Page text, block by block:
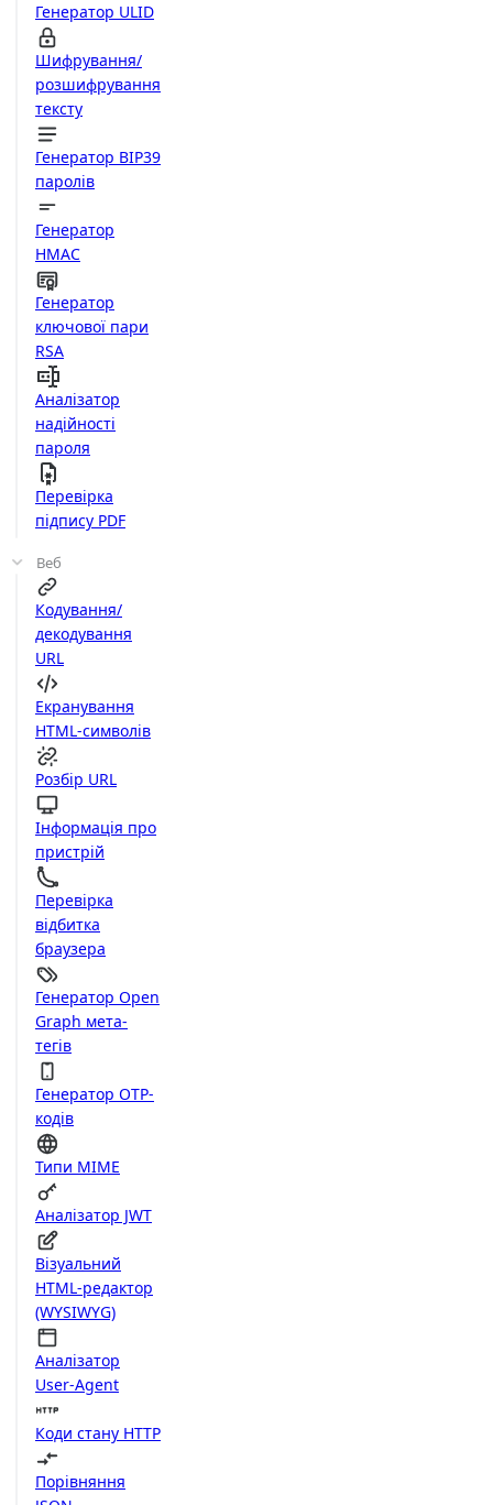
Генератор ULID
Шифрування/
розшифрування
тексту
Генератор BIP39
паролів
Генератор
HMAC
Генератор
ключової пари
RSA
Аналізатор
надійності
пароля
Перевірка
підпису PDF
Веб
Кодування/
декодування
URL
Екранування
HTML-символів
Розбір URL
Інформація про
пристрій
Перевірка
відбитка
браузера
Генератор Open
Graph мета-
тегів
Генератор OTP-
кодів
Типи MIME
Аналізатор JWT
Візуальний
HTML-редактор
(WYSIWYG)
Аналізатор
User-Agent
Коди стану HTTP
Порівняння